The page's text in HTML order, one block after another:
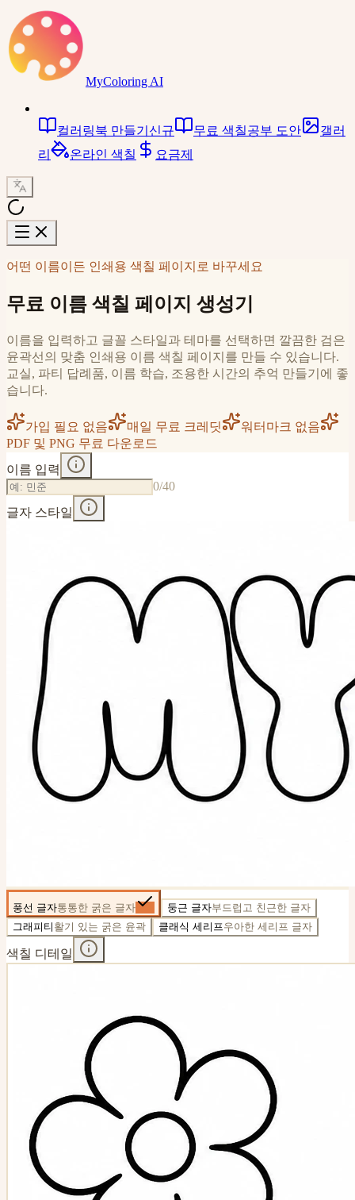
MyColoring AI
컬러링북 만들기 신규 무료 색칠공부 도안
갤러
리
온라인 색칠 요금제
어떤 이름이든 인쇄용 색칠 페이지로 바꾸세요
무료 이름 색칠 페이지 생성기
이름을 입력하고 글꼴 스타일과 테마를 선택하면 깔끔한 검은
윤곽선의 맞춤 인쇄용 이름 색칠 페이지를 만들 수 있습니다.
교실, 파티 답례품, 이름 학습, 조용한 시간의 추억 만들기에 좋
습니다.
가입 필요 없음 매일 무료 크레딧
워터마크 없음
PDF 및 PNG 무료 다운로드
이름 입력
0/40
글자 스타일
풍선 글자통통한 굵은 글자 둥근 글자부드럽고 친근한 글자
그래피티 활기 있는 굵은 윤곽 클래식 세리프우아한 세리프 글자
색칠 디테일